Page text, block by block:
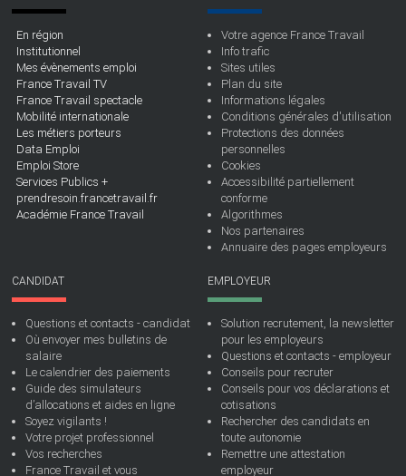
En région
Institutionnel
Mes évènements emploi
France Travail TV
France Travail spectacle
Mobilité internationale
Les métiers porteurs
Data Emploi
Emploi Store
Services Publics +
prendresoin.francetravail.fr
Académie France Travail
Votre agence France Travail
Info trafic
Sites utiles
Plan du site
Informations légales
Conditions générales d'utilisation
Protections des données
personnelles
Cookies
Accessibilité partiellement
conforme
Algorithmes
Nos partenaires
Annuaire des pages employeurs
CANDIDAT
Questions et contacts - candidat
Où envoyer mes bulletins de
salaire
Le calendrier des paiements
Guide des simulateurs
d’allocations et aides en ligne
Soyez vigilants !
Votre projet professionnel
Vos recherches
France Travail et vous
EMPLOYEUR
Solution recrutement, la newsletter
pour les employeurs
Questions et contacts - employeur
Conseils pour recruter
Conseils pour vos déclarations et
cotisations
Rechercher des candidats en
toute autonomie
Remettre une attestation
employeur